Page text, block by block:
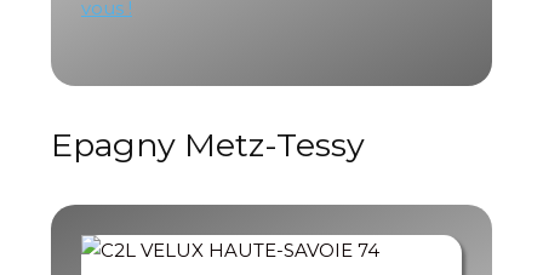
vous !
Epagny Metz-Tessy